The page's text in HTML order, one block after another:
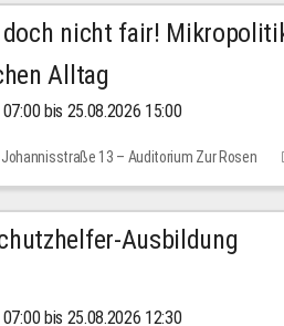
nicht fair!
Alltag
bis 25.08.2026 15:00
Johannisstraße 13 – Auditorium Zur Rosen
Ausbildung
bis 25.08.2026 12:30